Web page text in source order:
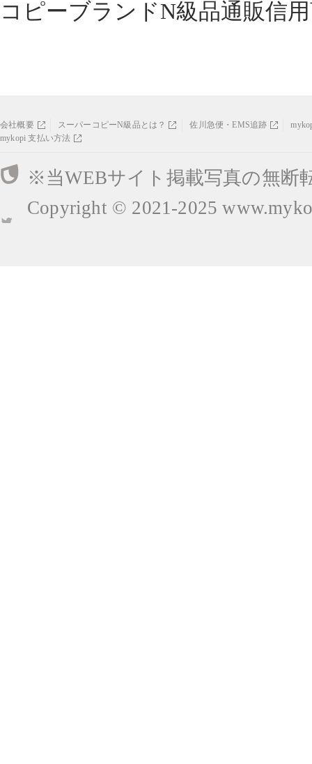
コピーブランドN級品通販信
会社概要 スーパーコピーN級品とは？ 佐川急便・EMS追跡
mykopi 支払い方法
※当WEBサイト掲載写真の無断
Copyright © 2021-2025